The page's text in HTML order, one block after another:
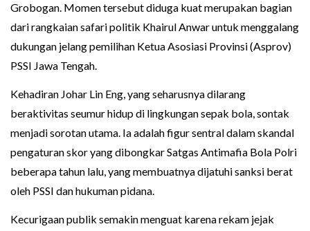
Grobogan. Momen tersebut diduga kuat merupakan bagian
dari rangkaian safari politik Khairul Anwar untuk menggalang
dukungan jelang pemilihan Ketua Asosiasi Provinsi (Asprov)
PSSI Jawa Tengah.
Kehadiran Johar Lin Eng, yang seharusnya dilarang
beraktivitas seumur hidup di lingkungan sepak bola, sontak
menjadi sorotan utama. Ia adalah figur sentral dalam skandal
pengaturan skor yang dibongkar Satgas Antimafia Bola Polri
beberapa tahun lalu, yang membuatnya dijatuhi sanksi berat
oleh PSSI dan hukuman pidana.
Kecurigaan publik semakin menguat karena rekam jejak